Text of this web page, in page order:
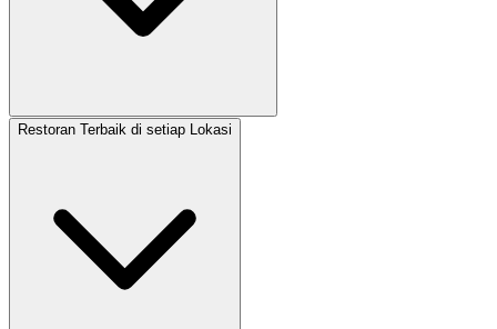
Restoran Terbaik di setiap Lokasi